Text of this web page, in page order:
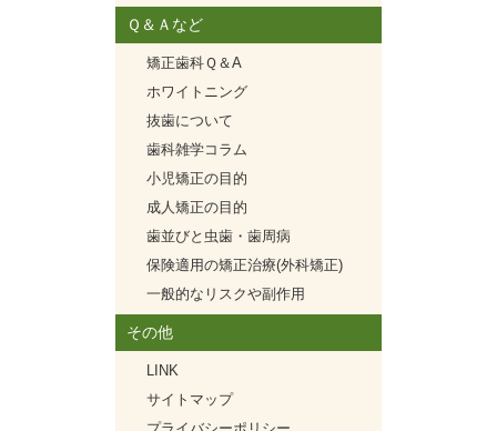
Ｑ＆Ａなど
矯正歯科Ｑ＆A
ホワイトニング
抜歯について
歯科雑学コラム
小児矯正の目的
成人矯正の目的
歯並びと虫歯・歯周病
保険適用の矯正治療(外科矯正)
一般的なリスクや副作用
その他
LINK
サイトマップ